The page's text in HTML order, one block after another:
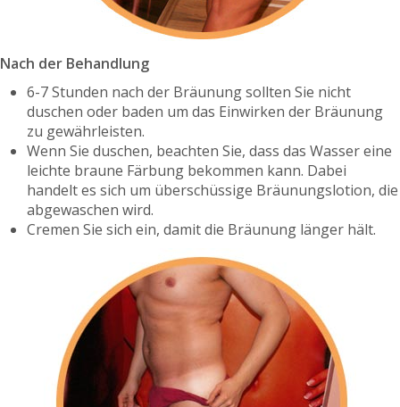
Nach der Behandlung
6-7 Stunden nach der Bräunung sollten Sie nicht
duschen oder baden um das Einwirken der Bräunung
zu gewährleisten.
Wenn Sie duschen, beachten Sie, dass das Wasser eine
leichte braune Färbung bekommen kann. Dabei
handelt es sich um überschüssige Bräunungslotion, die
abgewaschen wird.
Cremen Sie sich ein, damit die Bräunung länger hält.